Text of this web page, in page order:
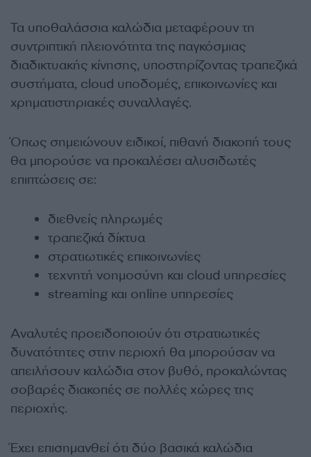
Τα υποθαλάσσια καλώδια μεταφέρουν τη
συντριπτική πλειονότητα της παγκόσμιας
διαδικτυακής κίνησης, υποστηρίζοντας τραπεζικά
συστήματα, cloud υποδομές, επικοινωνίες και
χρηματιστηριακές συναλλαγές.
Όπως σημειώνουν ειδικοί, πιθανή διακοπή τους
θα μπορούσε να προκαλέσει αλυσιδωτές
επιπτώσεις σε:
διεθνείς πληρωμές
τραπεζικά δίκτυα
στρατιωτικές επικοινωνίες
τεχνητή νοημοσύνη και cloud υπηρεσίες
streaming και online υπηρεσίες
Αναλυτές προειδοποιούν ότι στρατιωτικές
δυνατότητες στην περιοχή θα μπορούσαν να
απειλήσουν καλώδια στον βυθό, προκαλώντας
σοβαρές διακοπές σε πολλές χώρες της
περιοχής.
Έχει επισημανθεί ότι δύο βασικά καλώδια